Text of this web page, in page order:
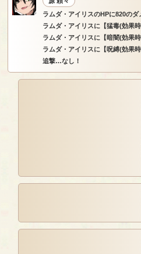
ラムダ・アイリスのHPに820のダ
ラムダ・アイリスに【猛毒(効果
ラムダ・アイリスに【暗闇(効果
ラムダ・アイリスに【呪縛(効果
追撃…なし！